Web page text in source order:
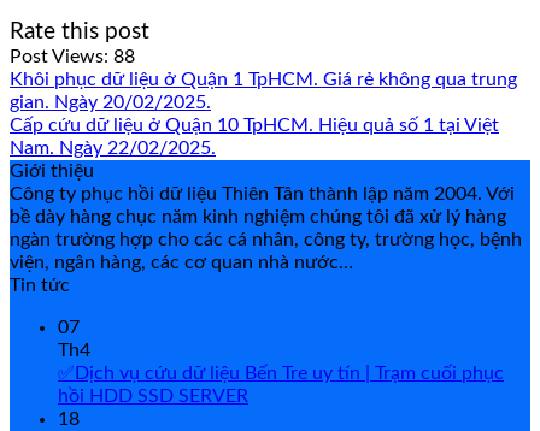
Rate this post
Post Views: 88
Khôi phục dữ liệu ở Quận 1 TpHCM. Giá rẻ không qua trung
gian. Ngày 20/02/2025.
Cấp cứu dữ liệu ở Quận 10 TpHCM. Hiệu quả số 1 tại Việt
Nam. Ngày 22/02/2025.
Giới thiệu
Công ty phục hồi dữ liệu Thiên Tân thành lập năm 2004. Với
bề dày hàng chục năm kinh nghiệm chúng tôi đã xử lý hàng
ngàn trường hợp cho các cá nhân, công ty, trường học, bệnh
viện, ngân hàng, các cơ quan nhà nước…
Tin tức
07
Th4
✅Dịch vụ cứu dữ liệu Bến Tre uy tín | Trạm cuối phục
hồi HDD SSD SERVER
18